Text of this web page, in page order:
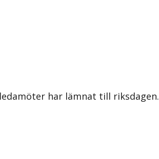
har lämnat till riksdagen.